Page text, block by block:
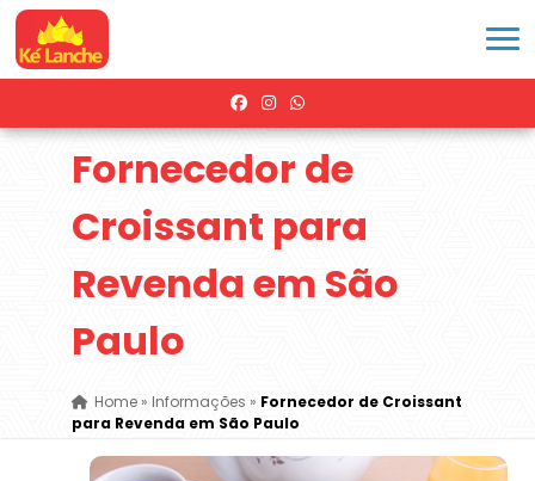
Fornecedor de
Croissant para
Revenda em São
Paulo
Home» Informações » Fornecedor de Croissant
para Revenda em São Paulo